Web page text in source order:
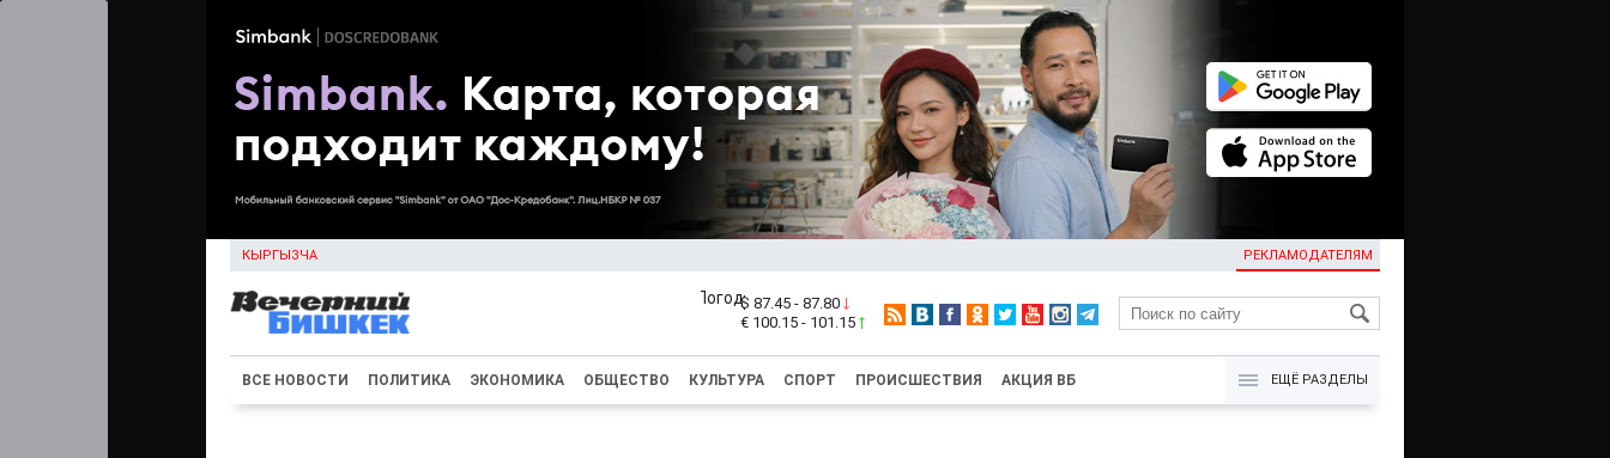
КЫРГЫЗЧА РЕКЛАМОДАТЕЛЯМ
KG
$ 87.45 - 87.80
€ 100.15 - 101.15
ВСЕ НОВОСТИ ПОЛИТИКА ЭКОНОМИКА ОБЩЕСТВО КУЛЬТУРА СПОРТ ПРОИСШЕСТВИЯ АКЦИЯ ВБ ЕЩЁ РАЗДЕЛЫ